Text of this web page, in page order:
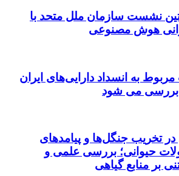
نشست سازمان ملل متحد با
هوش مصنوعی
مربوط به انسداد دارایی‌های ایران
بررسی می شود
تخریب جنگل‌ها و پیامدهای
حیوانی؛ بررسی علمی و
بر منابع گیاهی